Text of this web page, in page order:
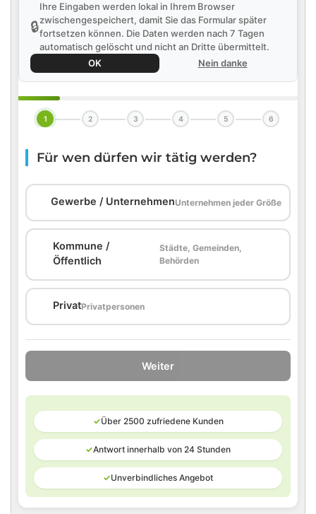
🔒
Ihre Eingaben werden lokal in Ihrem Browser
zwischengespeichert, damit Sie das Formular später
fortsetzen können. Die Daten werden nach 7 Tagen
automatisch gelöscht und nicht an Dritte übermittelt.
OK
Nein danke
1 2 3 4 5 6
Für wen dürfen wir tätig werden?
Gewerbe / UnternehmenUnternehmen jeder Größe
Kommune /
Öffentlich
Städte, Gemeinden,
Behörden
PrivatPrivatpersonen
Weiter
✓Über 2500 zufriedene Kunden
✓Antwort innerhalb von 24 Stunden
✓Unverbindliches Angebot